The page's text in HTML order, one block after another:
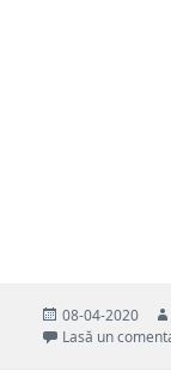
Publicat
pe
08-04-2020
Lasă un